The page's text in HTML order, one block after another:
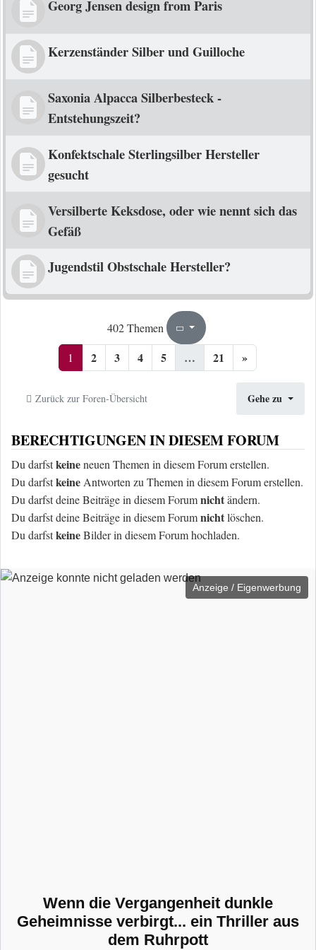
Georg Jensen design from Paris
Kerzenständer Silber und Guilloche
Saxonia Alpacca Silberbesteck -
Entstehungszeit?
Konfektschale Sterlingsilber Hersteller
gesucht
Versilberte Keksdose, oder wie nennt sich das
Gefäß
Jugendstil Obstschale Hersteller?
402 Themen Seite1
1 2 3 4 5 … 21 »
Zurück zur Foren-Übersicht Gehe zu
BERECHTIGUNGEN IN DIESEM FORUM
Du darfstkeineneuen Themen in diesem Forum erstellen.
Du darfstkeine Antworten zu Themen in diesem Forum erstellen.
Du darfst deine Beiträge in diesem Forumnichtändern.
Du darfst deine Beiträge in diesem Forumnichtlöschen.
Du darfstkeineBilder in diesem Forum hochladen.
Anzeige / Eigenwerbung
Wenn die Vergangenheit dunkle
Geheimnisse verbirgt... ein Thriller aus
dem Ruhrpott